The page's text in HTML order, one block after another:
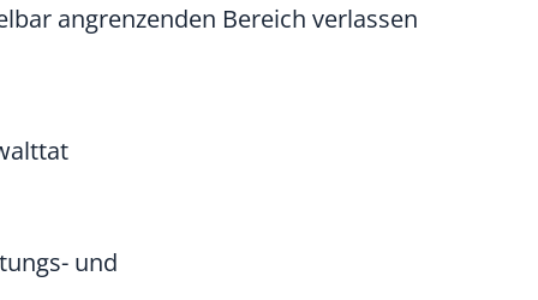
angrenzenden Bereich verlassen
und